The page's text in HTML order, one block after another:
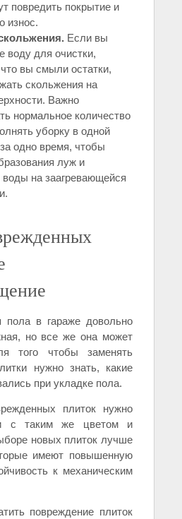
повредить покрытие и
износ.
Если вы
воду для очистки,
вы смыли остатки,
скольжения на
Важно
нормальное количество
уборку в одной
одно время, чтобы
луж и
воды на заагревающейся
пола в гараже довольно
но все же она может
того чтобы заменять
нужно знать, какие
при укладке пола.
плиток нужно
с таким же цветом и
новых плиток лучше
имеют повышенную
к механическим
повреждение плиток